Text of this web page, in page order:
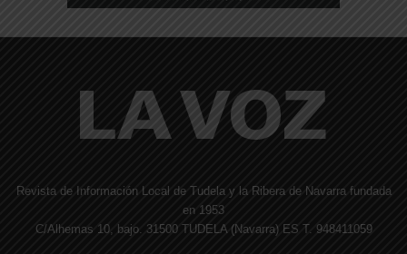
Revista de Información Local de Tudela y la Ribera de Navarra fundada
en 1953
C/Alhemas 10, bajo. 31500 TUDELA (Navarra) ES T. 948411059